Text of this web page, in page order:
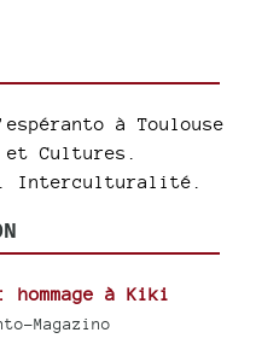
à Toulouse
et Cultures.
Interculturalité.
hommage à Kiki
Magazino